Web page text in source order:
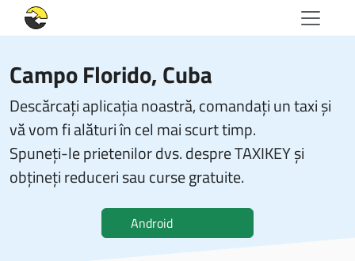
Campo Florido, Cuba
Descărcați aplicația noastră, comandați un taxi și
vă vom fi alături în cel mai scurt timp.
Spuneți-le prietenilor dvs. despre TAXIKEY și
obțineți reduceri sau curse gratuite.
Android